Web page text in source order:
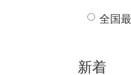
全国
新着